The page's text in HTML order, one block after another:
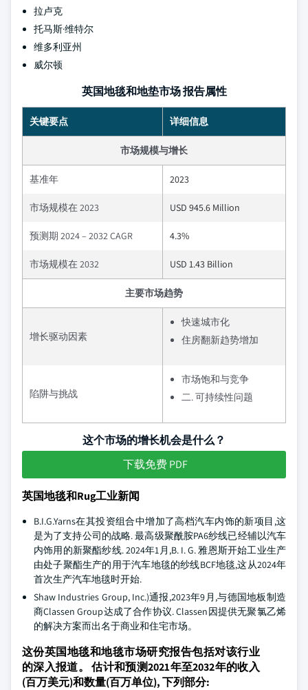
拉卢克
托马斯·维特尔
维多利亚州
威尔顿
英国地毯和地垫市场 报告属性
关键要点 详细信息
市场规模与增长
基准年 2023
市场规模在 2023 USD 945.6 Million
预测期 2024 – 2032 CAGR 4.3%
市场规模在 2032 USD 1.43 Billion
主要市场趋势
增长驱动因素
快速城市化
住房翻新趋势增加
陷阱与挑战
市场饱和与竞争
二. 可持续性问题
这个市场的增长机会是什么？
下载免费 PDF
英国地毯和Rug工业新闻
B.I.G.Yarns在其投资组合中增加了高档汽车内饰的新项目,这
是为了支持公司的战略. 最高级聚酰胺PA6纱线已经辅以汽车
内饰用的新聚酯纱线. 2024年1月,B. I. G. 雅恩斯开始工业生产
由处子聚酯生产的用于汽车地毯的纱线BCF地毯,这从2024年
首次生产汽车地毯时开始.
Shaw Industries Group, Inc.)通报,2023年9月,与德国地板制造
商Classen Group达成了合作协议. Classen因提供无聚氯乙烯
的解决方案而出名于商业和住宅市场。
这份英国地毯和地毯市场研究报告包括对该行业
的深入报道。 估计和预测2021年至2032年的收入
(百万美元)和数量(百万单位), 下列部分: